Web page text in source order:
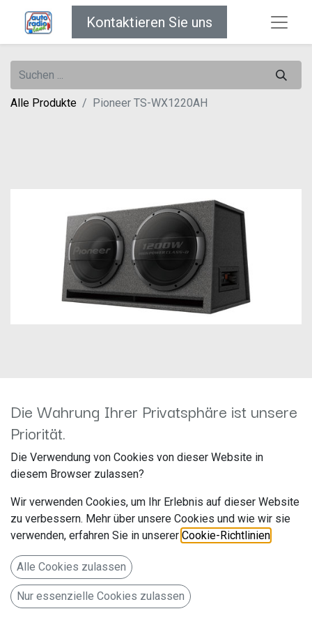
Kontaktieren Sie uns
Alle Produkte Pioneer TS-WX1220AH
Pioneer TS-WX1220AH
Hersteller: Pioneer
Artikelnummer: TS-WX1220AH
Hanns-Martin-Schleyer-Str. 35
Willich NW 47877 www.pioneer-car.eu/de/de/
2 x 30 cm aktiver Bassreflex-Doppelsubwoofer (3.000 W).
Die Wahrung Ihrer Privatsphäre ist unsere
Priorität.
Die Verwendung von Cookies von dieser Website in
diesem Browser zulassen?
Wir verwenden Cookies, um Ihr Erlebnis auf dieser Website
zu verbessern. Mehr über unsere Cookies und wie wir sie
verwenden, erfahren Sie in unserer Cookie-Richtlinien
Alle Cookies zulassen
Nur essenzielle Cookies zulassen